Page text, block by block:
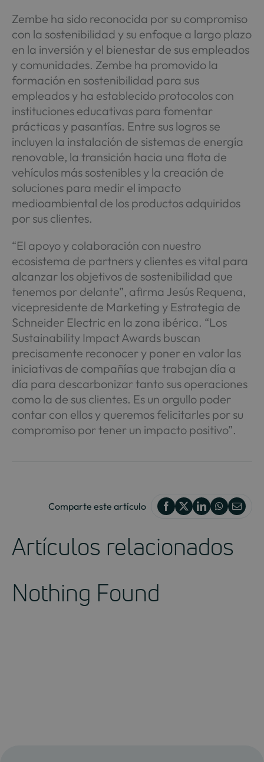
Zembe ha sido reconocida por su compromiso
con la sostenibilidad y su enfoque a largo plazo
en la inversión y el bienestar de sus empleados
y comunidades. Zembe ha promovido la
formación en sostenibilidad para sus
empleados y ha establecido protocolos con
instituciones educativas para fomentar
prácticas y pasantías. Entre sus logros se
incluyen la instalación de sistemas de energía
renovable, la transición hacia una flota de
vehículos más sostenibles y la creación de
soluciones para medir el impacto
medioambiental de los productos adquiridos
por sus clientes.
“El apoyo y colaboración con nuestro
ecosistema de partners y clientes es vital para
alcanzar los objetivos de sostenibilidad que
tenemos por delante”, afirma Jesús Requena,
vicepresidente de Marketing y Estrategia de
Schneider Electric en la zona ibérica. “Los
Sustainability Impact Awards buscan
precisamente reconocer y poner en valor las
iniciativas de compañías que trabajan día a
día para descarbonizar tanto sus operaciones
como la de sus clientes. Es un orgullo poder
contar con ellos y queremos felicitarles por su
compromiso por tener un impacto positivo”.
Comparte este artículo
Artículos relacionados
Nothing Found